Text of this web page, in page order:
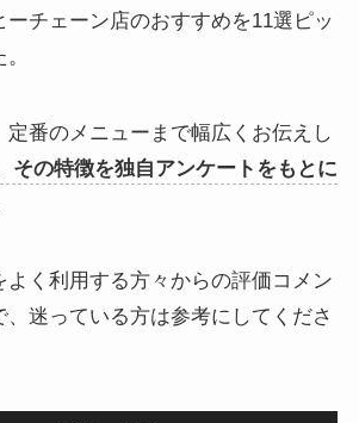
チェーン店のおすすめを11選ピッ
定番のメニューまで幅広くお伝えし
その特徴を独自アンケートをもとに
よく利用する方々からの評価コメン
、迷っている方は参考にしてくださ